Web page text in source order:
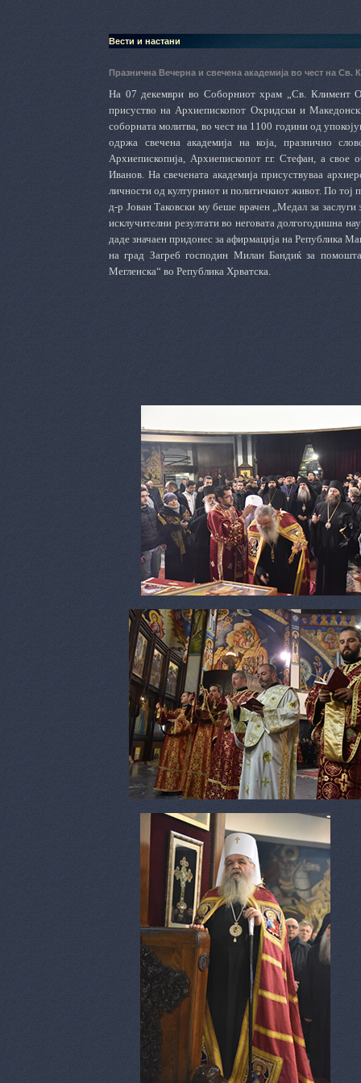
Вести и настани
Празнична Вечерна и свечена академија во чест на
На 07 декември во Соборниот храм „Св. Климент
присуство на Архиепископот Охридски и
соборната молитва, во чест на 1100 години од
одржа свечена академија на која, празнично
Архиепископија, Архиепископот г.г. Стефан, а
Иванов. На свечената академија присуствуваа
личности од културниот и политичкиот живот. По тој
д-р Јован Таковски му беше врачен „Медал за
исклучителни резултати во неговата долгогодишна
даде значаен придонес за афирмација на Република
на град Загреб господин Милан Бандиќ за
Мегленска“ во Република Хрватска.